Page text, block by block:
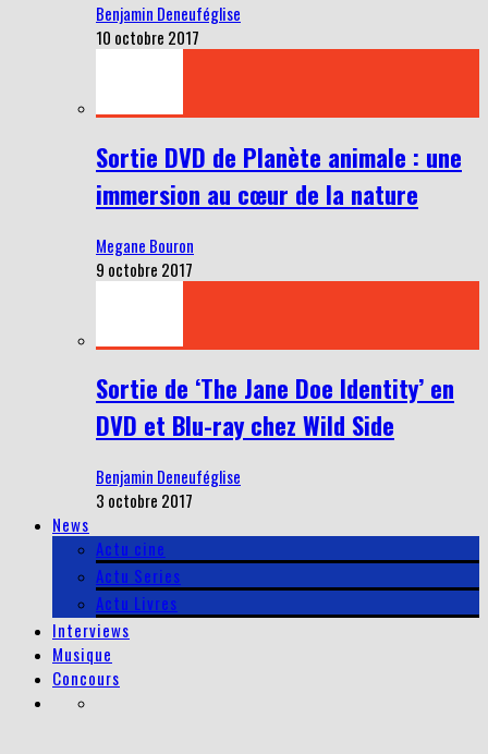
Benjamin Deneuféglise
10 octobre 2017
Sortie DVD de Planète animale : une
immersion au cœur de la nature
Megane Bouron
9 octobre 2017
Sortie de ‘The Jane Doe Identity’ en
DVD et Blu-ray chez Wild Side
Benjamin Deneuféglise
3 octobre 2017
News
Actu cine
Actu Series
Actu Livres
Interviews
Musique
Concours